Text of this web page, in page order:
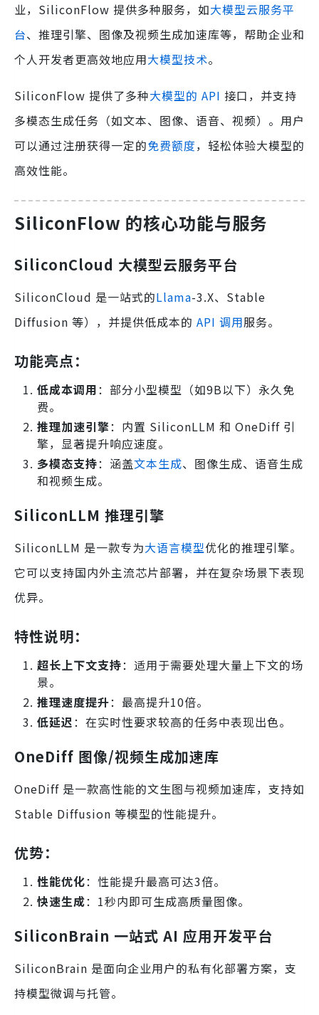
业，SiliconFlow 提供多种服务，如大模型云服务平
台、推理引擎、图像及视频生成加速库等，帮助企业和
个人开发者更高效地应用大模型技术。
SiliconFlow 提供了多种大模型的 API 接口，并支持
多模态生成任务（如文本、图像、语音、视频）。用户
可以通过注册获得一定的免费额度，轻松体验大模型的
高效性能。
SiliconFlow 的核心功能与服务
SiliconCloud 大模型云服务平台
SiliconCloud 是一站式的Llama-3.X、Stable
Diffusion 等），并提供低成本的 API 调用服务。
功能亮点：
低成本调用：部分小型模型（如9B以下）永久免
费。
推理加速引擎：内置 SiliconLLM 和 OneDiff 引
擎，显著提升响应速度。
多模态支持：涵盖文本生成、图像生成、语音生成
和视频生成。
SiliconLLM 推理引擎
SiliconLLM 是一款专为大语言模型优化的推理引擎。
它可以支持国内外主流芯片部署，并在复杂场景下表现
优异。
特性说明：
超长上下文支持：适用于需要处理大量上下文的场
景。
推理速度提升：最高提升10倍。
低延迟：在实时性要求较高的任务中表现出色。
OneDiff 图像/视频生成加速库
OneDiff 是一款高性能的文生图与视频加速库，支持如
Stable Diffusion 等模型的性能提升。
优势：
性能优化：性能提升最高可达3倍。
快速生成：1秒内即可生成高质量图像。
SiliconBrain 一站式 AI 应用开发平台
SiliconBrain 是面向企业用户的私有化部署方案，支
持模型微调与托管。